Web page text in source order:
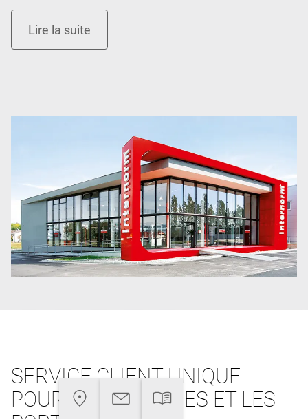
SERVICE CLIENT UNIQUE
POUR LES FENÊTRES ET LES